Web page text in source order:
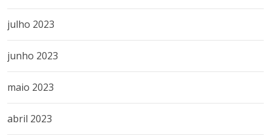
julho 2023
junho 2023
maio 2023
abril 2023